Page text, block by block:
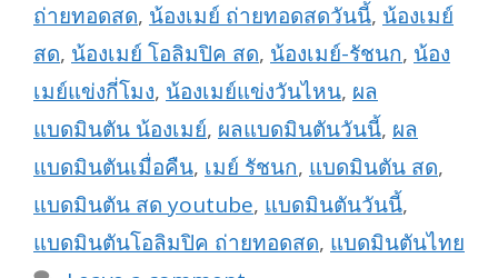
ถ่ายทอดสด, น้องเมย์ ถ่ายทอดสดวันนี้, น้องเมย์
สด, น้องเมย์ โอลิมปิค สด, น้องเมย์-รัชนก, น้อง
เมย์แข่งกี่โมง, น้องเมย์แข่งวันไหน, ผล
แบดมินตัน น้องเมย์, ผลแบดมินตันวันนี้, ผล
แบดมินตันเมื่อคืน, เมย์ รัชนก, แบดมินตัน สด,
แบดมินตัน สด youtube, แบดมินตันวันนี้,
แบดมินตันโอลิมปิค ถ่ายทอดสด, แบดมินตันไทย